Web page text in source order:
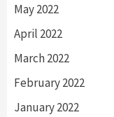
May 2022
April 2022
March 2022
February 2022
January 2022